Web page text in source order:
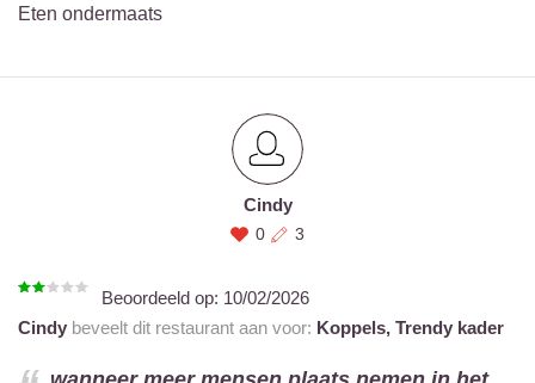
Eten ondermaats
Cindy
0 3
Beoordeeld op: 10/02/2026
Cindy beveelt dit restaurant aan voor: Koppels, Trendy kader